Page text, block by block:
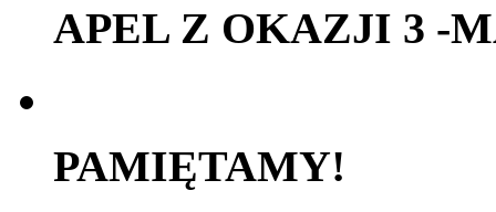
APEL Z OKAZJI 3 -
PAMIĘTAMY!